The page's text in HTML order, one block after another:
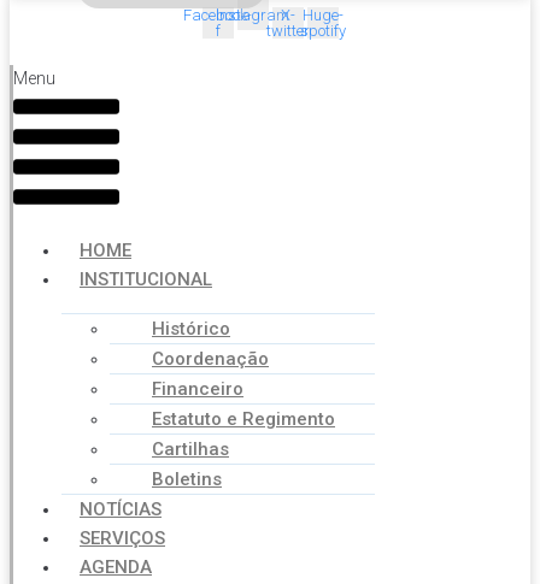
Facebook-
f
InstagramX-
twitter
Huge-
spotify
Menu
HOME
INSTITUCIONAL
Histórico
Coordenação
Financeiro
Estatuto e Regimento
Cartilhas
Boletins
NOTÍCIAS
SERVIÇOS
AGENDA